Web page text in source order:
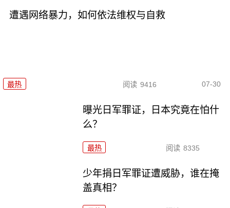
遭遇网络暴力，如何依法维权与自救
最热 阅读 9416 07-30
曝光日军罪证，日本究竟在怕什
么？
最热 阅读 8335
少年捐日军罪证遭威胁，谁在掩
盖真相？